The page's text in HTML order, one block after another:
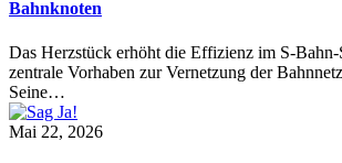
Bahnknoten
Das Herzstück erhöht die Effizienz im S-Bahn-
zentrale Vorhaben zur Vernetzung der
Seine…
Mai 22, 2026